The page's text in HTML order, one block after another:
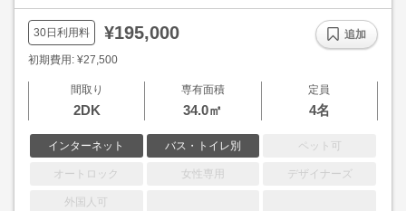
30日利用料 ¥195,000
初期費用: ¥27,500
間取り
2DK
専有面積
34.0㎡
定員
4名
インターネット バス・トイレ別 ペット可
オートロック 女性専用 デザイナーズ
外国人可
追加